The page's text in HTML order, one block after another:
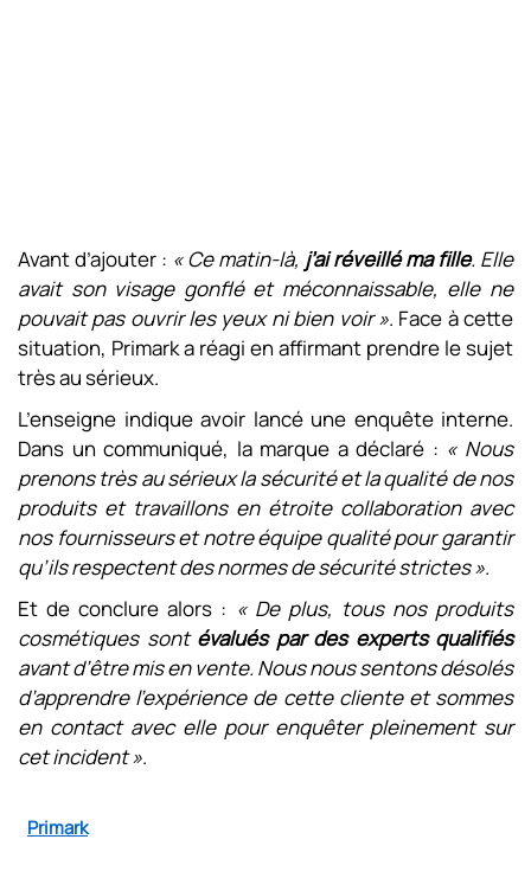
Avant d’ajouter : « Ce matin-là, j’ai réveillé ma fille. Elle
avait son visage gonflé et méconnaissable, elle ne
pouvait pas ouvrir les yeux ni bien voir ». Face à cette
situation, Primark a réagi en affirmant prendre le sujet
très au sérieux.
L’enseigne indique avoir lancé une enquête interne.
Dans un communiqué, la marque a déclaré : « Nous
prenons très au sérieux la sécurité et la qualité de nos
produits et travaillons en étroite collaboration avec
nos fournisseurs et notre équipe qualité pour garantir
qu’ils respectent des normes de sécurité strictes ».
Et de conclure alors : « De plus, tous nos produits
cosmétiques sont évalués par des experts qualifiés
avant d’être mis en vente. Nous nous sentons désolés
d’apprendre l’expérience de cette cliente et sommes
en contact avec elle pour enquêter pleinement sur
cet incident ».
Primark